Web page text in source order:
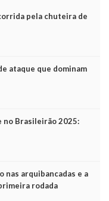
pela chuteira de
ataque que dominam
Brasileirão 2025:
nas arquibancadas e a
rodada